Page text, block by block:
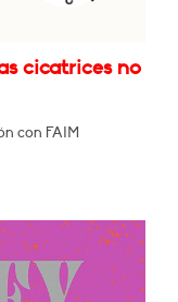
cicatrices no
con FAIM